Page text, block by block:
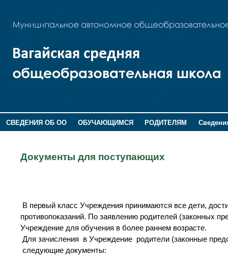
СВЕДЕНИЯ ОБ ОО ОБУЧАЮЩИМСЯ РОДИТЕЛЯМ
Документы для поступающих
В первый класс Учреждения принимаются все дети,
противопоказаний. По заявлению родителей (законных
Учреждение для обучения в более раннем возрасте.
Для зачисления в Учреждение родители (законные
следующие документы: